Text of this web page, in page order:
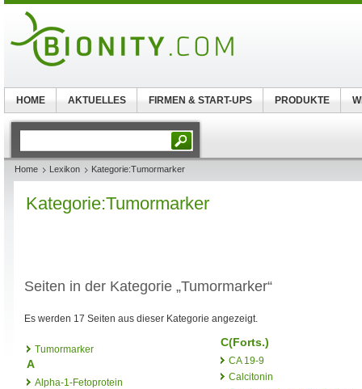
Home Lexikon Kategorie:Tumormarker
Kategorie:Tumormarker
Seiten in der Kategorie „Tumormarker“
Es werden 17 Seiten aus dieser Kategorie angezeigt.
Tumormarker
A
Alpha-1-Fetoprotein
C(Forts.)
CA 19-9
Calcitonin
HOME AKTUELLES FIRMEN & START-UPS PRODUKTE